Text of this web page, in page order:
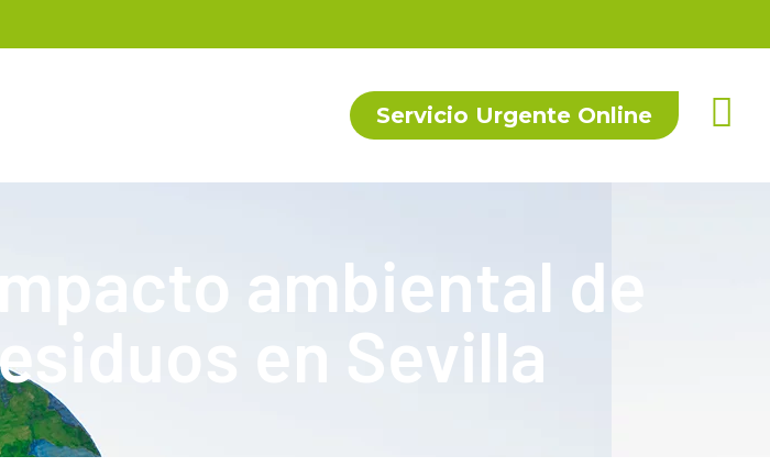
Servicio Urgente Online
ambiental de
en Sevilla